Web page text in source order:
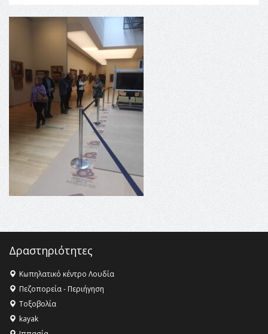
θεσμικές διαδικασίες υπάρχει μόνο η ευθύνη απέναντι
στις επόμενες γενιές»
Το πρόγραμμα του ΠΑΟΚ στον δεύτερο γύρο του
Champions League!
16:27 -Όλυμπος: Εντάχθηκε στον Κατάλογο Παγκόσμιας
Κληρονομιάς της UNESCO – Ομόφωνη η απόφαση Ο
Όλυμπος αναγνωρίστηκε ως φυσικό και πολιτιστικό
αγαθό εξέχουσας οικουμενικής αξίας για την
ανθρωπότητα
16:18 -ΕΝΟΡΙΑΚΕΣ ΚΑΛΟΚΑΙΡΙΝΕΣ ΔΡΑΣΕΙΣ ΓΙΑ ΠΑΙΔΙΑ
ΣΤΗΝ ΕΔΕΣΣΑ
Δραστηριότητες
Κωπηλατικό κέντρο Λουδία
Πεζοπορεία - Περιήγηση
Τοξοβολία
kayak